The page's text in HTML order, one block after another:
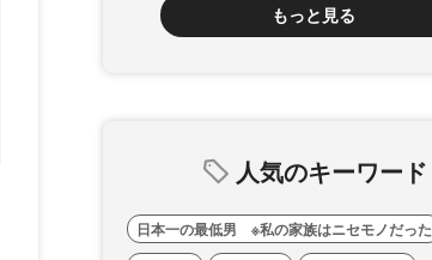
もっと見る
人気のキーワード
日本一の最低男 ※私の家族はニセモノだった